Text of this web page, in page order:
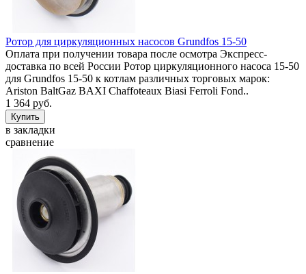
Ротор для циркуляционных насосов Grundfos 15-50
Оплата при получении товара после осмотра Экспресс-
доставка по всей России Ротор циркуляционного насоса 15-50
для Grundfos 15-50 к котлам различных торговых марок:
Ariston BaltGaz BAXI Chaffoteaux Biasi Ferroli Fond..
1 364 руб.
в закладки
сравнение